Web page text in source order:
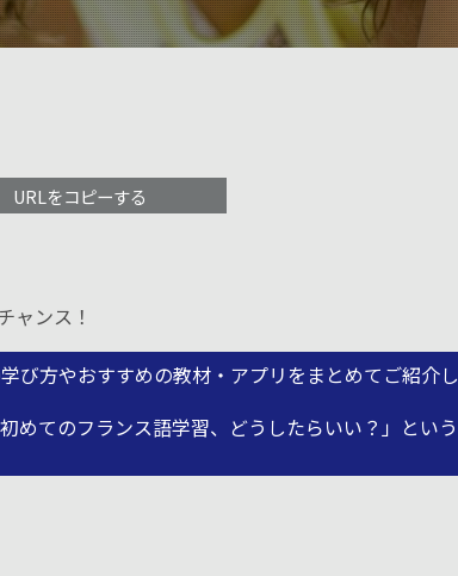
URLをコピーする
ャンス！
び方やおすすめの教材・アプリをまとめてご紹介し
めてのフランス語学習、どうしたらいい？」という